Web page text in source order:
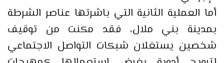
أما العملية الثانية التي باشرتها عناصر الشرطة
بمدينة بني ملال، فقد مكنت من توقيف
شخصين يستغلان شبكات التواصل الاجتماعي